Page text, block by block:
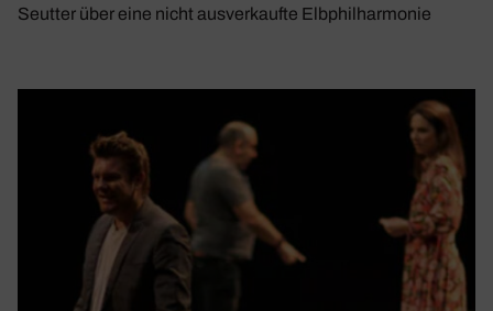
Seutter über eine nicht ausverkaufte Elbphilharmonie